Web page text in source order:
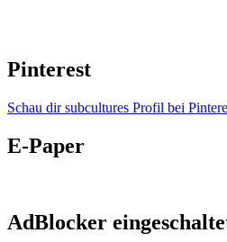
Pinterest
Schau dir subcultures Profil bei
E-Paper
AdBlocker